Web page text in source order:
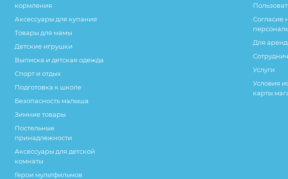
кормления
Аксессуары для купания
Товары для мамы
Детские игрушки
Выписка и детская одежда
Спорт и отдых
Подготовка к школе
Безопасность малыша
Зимние товары
Постельные
принадлежности
Аксессуары для детской
комнаты
Герои мультфильмов
Согласие
Для
Услуги
Условия
карты